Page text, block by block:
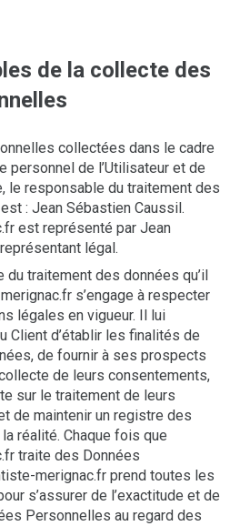
de la collecte des
collectées dans le cadre
personnel de l’Utilisateur et de
le responsable du traitement des
: Jean Sébastien Caussil.
est représenté par Jean
légal.
du traitement des données qu’il
s’engage à respecter
légales en vigueur. Il lui
Client d’établir les finalités de
de fournir à ses prospects
de leurs consentements,
sur le traitement de leurs
de maintenir un registre des
réalité. Chaque fois que
traite des Données
merignac.fr prend toutes les
s’assurer de l’exactitude et de
Personnelles au regard des